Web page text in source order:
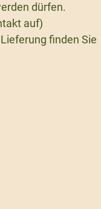
dürfen.
auf)
finden Sie